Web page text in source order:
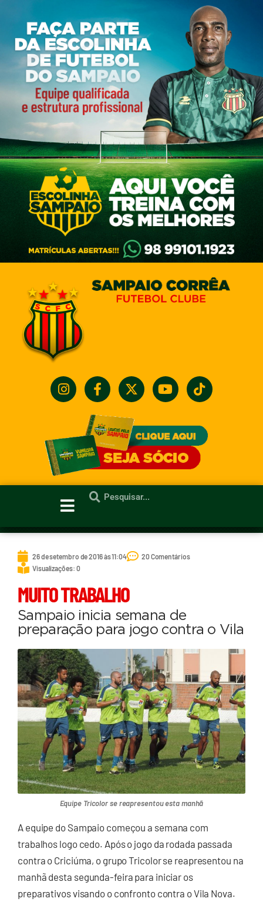
26 de setembro de 2016 às 11:04
20 Comentários
Visualizações: 0
MUITO TRABALHO
Sampaio inicia semana de
preparação para jogo contra o Vila
Equipe Tricolor se reapresentou esta manhã
A equipe do Sampaio começou a semana com
trabalhos logo cedo. Após o jogo da rodada passada
contra o Criciúma, o grupo Tricolor se reapresentou na
manhã desta segunda-feira para iniciar os
preparativos visando o confronto contra o Vila Nova.